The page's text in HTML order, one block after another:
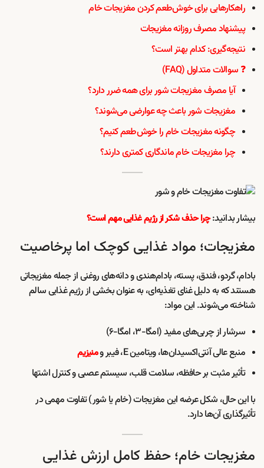
راهکارهایی برای خوش‌طعم کردن مغزیجات خام
پیشنهاد مصرف روزانه مغزیجات
نتیجه‌گیری: کدام بهتر است؟
❓ سوالات متداول (FAQ)
آیا مصرف مغزیجات شور برای همه ضرر دارد؟
مغزیجات شور باعث چه عوارضی می‌شوند؟
چگونه مغزیجات خام را خوش‌طعم کنیم؟
چرا مغزیجات خام ماندگاری کمتری دارند؟
بیشار بدانید:چرا حذف شکر از رژیم غذایی مهم است؟
مغزیجات؛ مواد غذایی کوچک اما پرخاصیت
بادام، گردو، فندق، پسته، بادام‌هندی و دانه‌های روغنی از جمله مغزیجاتی
هستند که به دلیل غنای تغذیه‌ای، به عنوان بخشی از رژیم غذایی سالم
شناخته می‌شوند. این مواد:
سرشار از چربی‌های مفید (امگا-۳، امگا-۶)
منبع عالی آنتی‌اکسیدان‌ها، ویتامین E، فیبر و
منیزیم
تأثیر مثبت بر حافظه، سلامت قلب، سیستم عصبی و کنترل اشتها
با این حال، شکل عرضه این مغزیجات (خام یا شور) تفاوت مهمی در
تأثیرگذاری آن‌ها دارد.
مغزیجات خام؛ حفظ کامل ارزش غذایی